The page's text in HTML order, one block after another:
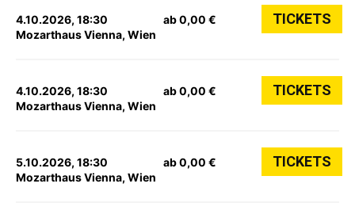
4.10.2026, 18:30
Mozarthaus Vienna, Wien
ab 0,00 € TICKETS
4.10.2026, 18:30
Mozarthaus Vienna, Wien
ab 0,00 € TICKETS
5.10.2026, 18:30
Mozarthaus Vienna, Wien
ab 0,00 € TICKETS